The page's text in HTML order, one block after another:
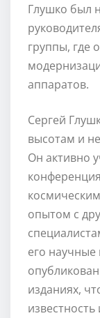
Глушко был
группы, где
аппаратов.
Сергей
высотам и
Он активно
опытом с
его
изданиях,